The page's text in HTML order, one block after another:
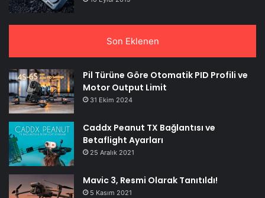
Son Eklenen
Pil Türüne Göre Otomatik PID Profili ve
Motor Output Limit
31 Ekim 2024
Caddx Peanut TX Bağlantısı ve
Betaflight Ayarları
25 Aralık 2021
Mavic 3, Resmi Olarak Tanıtıldı!
5 Kasım 2021